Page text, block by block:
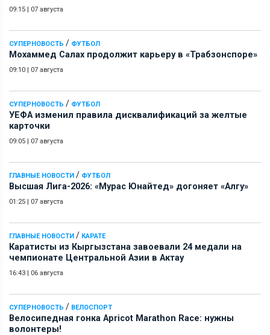
09:15 | 07 августа
СУПЕРНОВОСТЬ / ФУТБОЛ
Мохаммед Салах продолжит карьеру в «Трабзонспоре»
09:10 | 07 августа
СУПЕРНОВОСТЬ / ФУТБОЛ
УЕФА изменил правила дисквалификаций за желтые
карточки
09:05 | 07 августа
ГЛАВНЫЕ НОВОСТИ / ФУТБОЛ
Высшая Лига-2026: «Мурас Юнайтед» догоняет «Алгу»
01:25 | 07 августа
ГЛАВНЫЕ НОВОСТИ / КАРАТЕ
Каратисты из Кыргызстана завоевали 24 медали на
чемпионате Центральной Азии в Актау
16:43 | 06 августа
СУПЕРНОВОСТЬ / ВЕЛОСПОРТ
Велосипедная гонка Apricot Marathon Race: нужны
волонтеры!